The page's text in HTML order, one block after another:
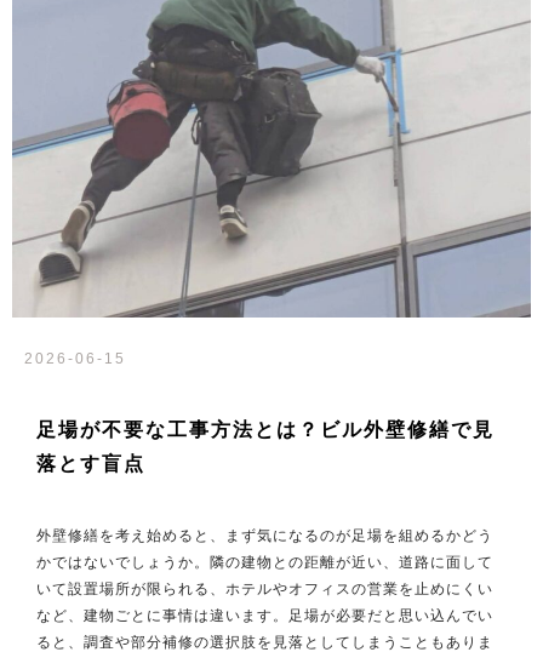
2026-06-15
足場が不要な工事方法とは？ビル外壁修繕で見
落とす盲点
外壁修繕を考え始めると、まず気になるのが足場を組めるかどう
かではないでしょうか。隣の建物との距離が近い、道路に面して
いて設置場所が限られる、ホテルやオフィスの営業を止めにくい
など、建物ごとに事情は違います。足場が必要だと思い込んでい
ると、調査や部分補修の選択肢を見落としてしまうこともありま